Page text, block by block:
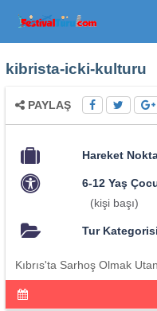
kibrista-icki-kulturu
PAYLAŞ
Hareket
6-12 Yaş
(kişi başı)
Tur Kategorisi
Kıbrıs'ta Sarhoş Olmak